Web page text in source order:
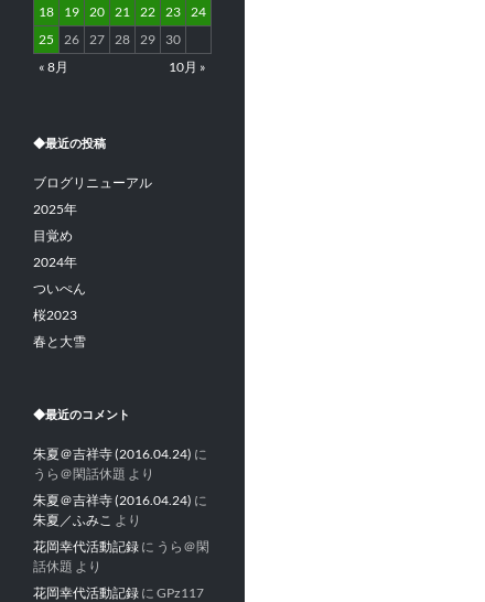
18
19 20 21 22 23 24
25
26 27 28 29
30
« 8月
10月 »
◆最近の投稿
ブログリニューアル
2025年
目覚め
2024年
ついぺん
桜2023
春と大雪
◆最近のコメント
朱夏＠吉祥寺 (2016.04.24) に
うら＠閑話休題 より
朱夏＠吉祥寺 (2016.04.24) に
朱夏／ふみこ より
花岡幸代活動記録 に うら＠閑
話休題 より
花岡幸代活動記録 に GPz117